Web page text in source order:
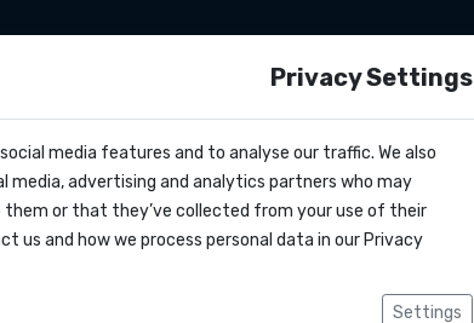
Contact
Privacy Settings
media features and to analyse our traffic. We also
advertising and analytics partners who may
or that they’ve collected from your use of their
us and how we process personal data in our Privacy
Settings